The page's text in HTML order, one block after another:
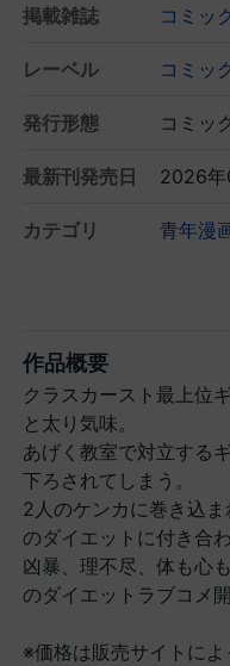
掲載雑誌 コミッ
レーベル コミッ
発行形態 コミッ
最新刊発売日 2026年
カテゴリ 青年漫
作品概要
クラスカースト最上位
と太り気味。
あげく教室で対立する
下ろされてしまう。
2人のケンカに巻き込
のダイエットに付き合
凶暴、理不尽、体も心
のダイエットラブコメ
※価格は販売サイトに